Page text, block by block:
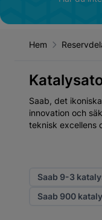
Hem
Saab, det
innovation och
teknisk excellens
grundat 1937
bilar, vilket syns i
robusta
Saab-bilar ut för
Saab 9-3
Saab 900